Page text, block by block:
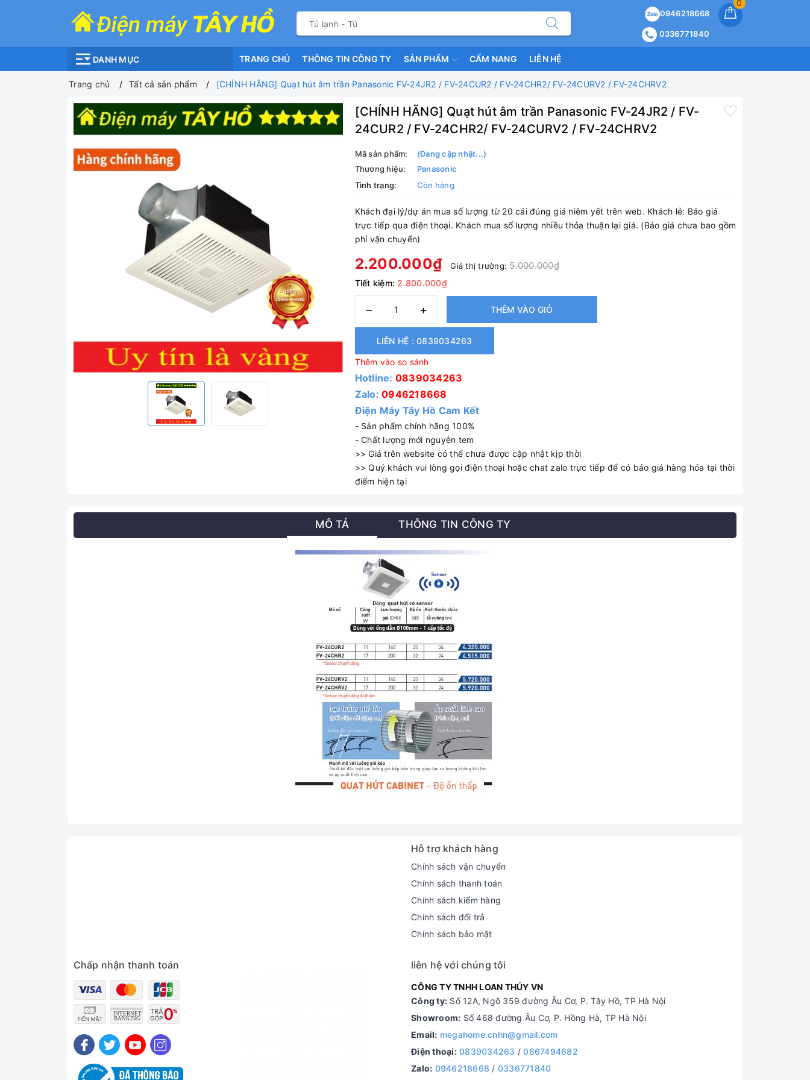
0
0946218668
0336771840
DANH MỤC TRANG CHỦ THÔNG TIN CÔNG TY SẢN PHẨM CẨM NANG LIÊN HỆ
Trang chủ Tất cả sản phẩm [CHÍNH HÃNG] Quạt hút âm trần Panasonic FV-24JR2 / FV-24CUR2 / FV-24CHR2/ FV-24CURV2 / FV-24CHRV2
[CHÍNH HÃNG] Quạt hút âm trần Panasonic FV-24JR2 / FV-
24CUR2 / FV-24CHR2/ FV-24CURV2 / FV-24CHRV2
Mã sản phẩm:
(Đang cập nhật...)
Thương hiệu:
Panasonic
Tình trạng:
Còn hàng
Khách đại lý/dự án mua số lượng từ 20 cái đúng giá niêm yết trên web. Khách lẻ: Báo giá
trực tiếp qua điện thoại. Khách mua số lượng nhiều thỏa thuận lại giá. (Báo giá chưa bao gồm
phí vận chuyển)
2.200.000₫ Giá thị trường:5.000.000₫
Tiết kiệm: 2.800.000₫
– + THÊM VÀO GIỎ
LIÊN HỆ : 0839034263
Thêm vào so sánh
Hotline: 0839034263
Zalo:0946218668
Điện Máy Tây Hồ Cam Kết
- Sản phẩm chính hãng 100%
- Chất lượng mới nguyên tem
>> Giá trên website có thể chưa được cập nhật kịp thời
>> Quý khách vui lòng gọi điện thoại hoặc chat zalo trực tiếp để có báo giá hàng hóa tại thời
điểm hiện tại
MÔ TẢ THÔNG TIN CÔNG TY
Hỗ trợ khách hàng
Chính sách vận chuyển
Chính sách thanh toán
Chính sách kiểm hàng
Chính sách đổi trả
Chính sách bảo mật
Chấp nhận thanh toán liên hệ với chúng tôi
CÔNG TY TNHH LOAN THÚY VN
Công ty: Số 12A, Ngõ 359 đường Âu Cơ, P. Tây Hồ, TP Hà Nội
Showroom: Số 468 đường Âu Cơ, P. Hồng Hà, TP Hà Nội
Email: megahome.cnhn@gmail.com
Điện thoại: 0839034263 /0867494682
Zalo: 0946218668 / 0336771840